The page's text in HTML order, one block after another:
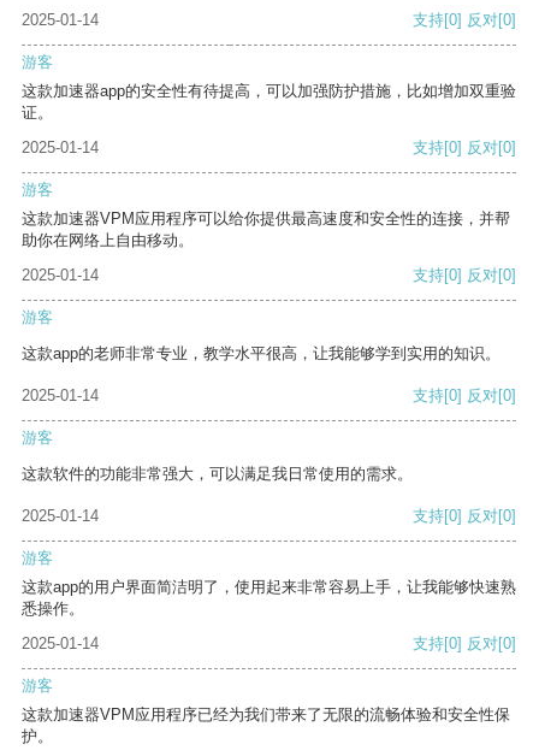
2025-01-14 支持[0] 反对[0]
游客
这款加速器app的安全性有待提高，可以加强防护措施，比如增加双重验
证。
2025-01-14
支持[0] 反对[0]
游客
这款加速器VPM应用程序可以给你提供最高速度和安全性的连接，并帮
助你在网络上自由移动。
2025-01-14
支持[0] 反对[0]
游客
这款app的老师非常专业，教学水平很高，让我能够学到实用的知识。
2025-01-14 支持[0] 反对[0]
游客
这款软件的功能非常强大，可以满足我日常使用的需求。
2025-01-14 支持[0] 反对[0]
游客
这款app的用户界面简洁明了，使用起来非常容易上手，让我能够快速熟
悉操作。
2025-01-14
支持[0] 反对[0]
游客
这款加速器VPM应用程序已经为我们带来了无限的流畅体验和安全性保
护。